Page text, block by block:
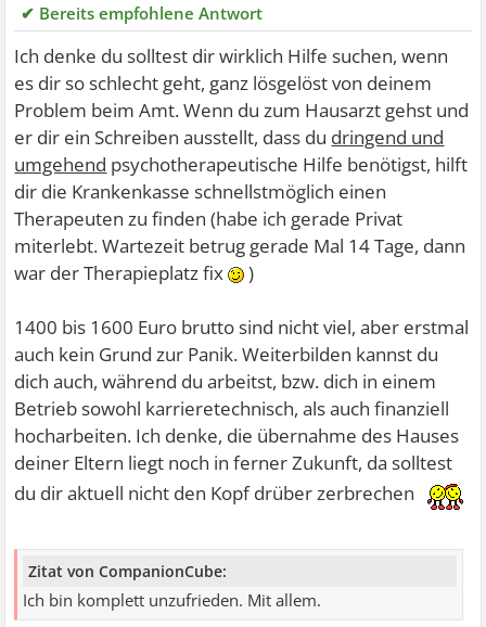
✔ Bereits empfohlene Antwort
Ich denke du solltest dir wirklich Hilfe suchen, wenn
es dir so schlecht geht, ganz lösgelöst von deinem
Problem beim Amt. Wenn du zum Hausarzt gehst und
er dir ein Schreiben ausstellt, dass du dringend und
umgehend psychotherapeutische Hilfe benötigst, hilft
dir die Krankenkasse schnellstmöglich einen
Therapeuten zu finden (habe ich gerade Privat
miterlebt. Wartezeit betrug gerade Mal 14 Tage, dann
war der Therapieplatz fix
)
1400 bis 1600 Euro brutto sind nicht viel, aber erstmal
auch kein Grund zur Panik. Weiterbilden kannst du
dich auch, während du arbeitst, bzw. dich in einem
Betrieb sowohl karrieretechnisch, als auch finanziell
hocharbeiten. Ich denke, die übernahme des Hauses
deiner Eltern liegt noch in ferner Zukunft, da solltest
du dir aktuell nicht den Kopf drüber zerbrechen
Zitat von CompanionCube:
Ich bin komplett unzufrieden. Mit allem.